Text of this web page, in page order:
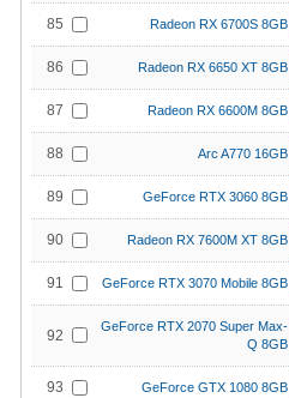
85 Radeon RX 6700S 8GB
86 Radeon RX 6650 XT 8GB
87 Radeon RX 6600M 8GB
88 Arc A770 16GB
89 GeForce RTX 3060 8GB
90 Radeon RX 7600M XT 8GB
91 GeForce RTX 3070 Mobile 8GB
92
GeForce RTX 2070 Super Max-
Q 8GB
93 GeForce GTX 1080 8GB